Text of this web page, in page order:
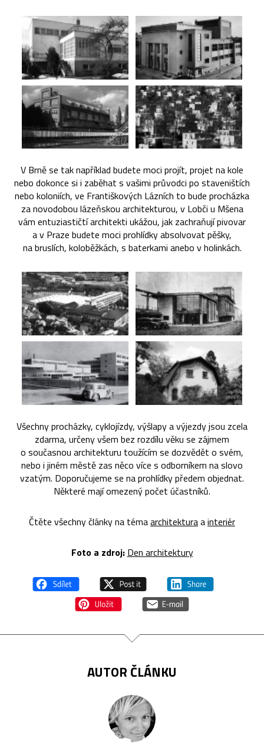
V Brně se tak například budete moci projít, projet na kole
nebo dokonce si i zaběhat s vašimi průvodci po staveništích
nebo koloniích, ve Františkových Lázních to bude procházka
za novodobou lázeňskou architekturou, v Lobči u Mšena
vám entuziastičtí architekti ukážou, jak zachraňují pivovar
a v Praze budete moci prohlídky absolvovat pěšky,
na bruslích, koloběžkách, s baterkami anebo v holinkách.
Všechny procházky, cyklojízdy, výšlapy a výjezdy jsou zcela
zdarma, určeny všem bez rozdílu věku se zájmem
o současnou architekturu toužícím se dozvědět o svém,
nebo i jiném městě zas něco více s odborníkem na slovo
vzatým. Doporučujeme se na prohlídky předem objednat.
Některé mají omezený počet účastníků.
Čtěte všechny články na témaarchitekturaainteriér
Foto a zdroj: Den architektury
AUTOR ČLÁNKU